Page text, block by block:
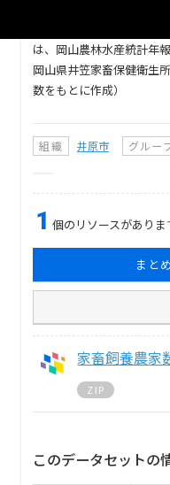
は、岡山農林水産統計年
岡山県井笠家畜保健衛生
数をもとに作成）
組織 井原市 グルー
1 個のリソースがありま
まと
家畜飼養農家
ZIP
このデータセットの